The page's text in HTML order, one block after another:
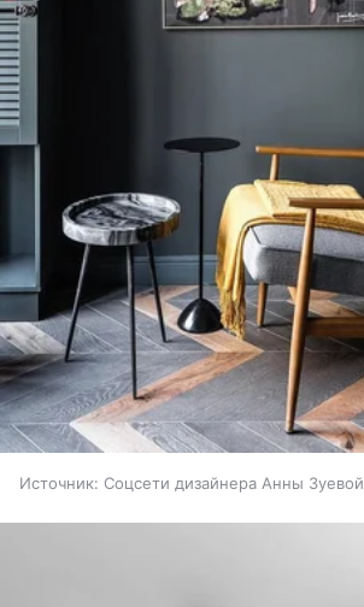
Источник: Соцсети дизайнера Анны Зуевой